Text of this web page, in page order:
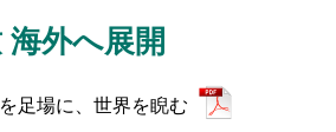
外へ展開
足場に、世界を睨む